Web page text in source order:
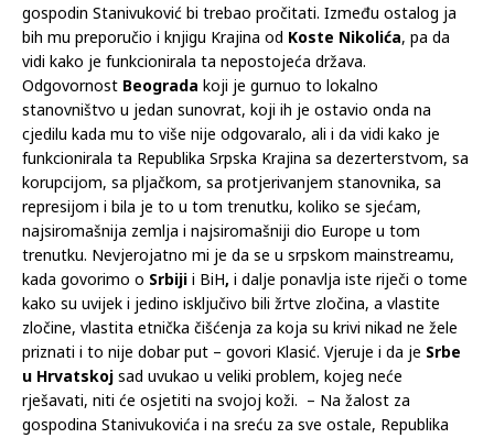
gospodin Stanivuković bi trebao pročitati. Između ostalog ja
bih mu preporučio i knjigu Krajina od Koste Nikolića, pa da
vidi kako je funkcionirala ta nepostojeća država.
Odgovornost Beograda koji je gurnuo to lokalno
stanovništvo u jedan sunovrat, koji ih je ostavio onda na
cjedilu kada mu to više nije odgovaralo, ali i da vidi kako je
funkcionirala ta Republika Srpska Krajina sa dezerterstvom, sa
korupcijom, sa pljačkom, sa protjerivanjem stanovnika, sa
represijom i bila je to u tom trenutku, koliko se sjećam,
najsiromašnija zemlja i najsiromašniji dio Europe u tom
trenutku. Nevjerojatno mi je da se u srpskom mainstreamu,
kada govorimo o Srbiji i BiH, i dalje ponavlja iste riječi o tome
kako su uvijek i jedino isključivo bili žrtve zločina, a vlastite
zločine, vlastita etnička čišćenja za koja su krivi nikad ne žele
priznati i to nije dobar put – govori Klasić. Vjeruje i da je Srbe
u Hrvatskoj sad uvukao u veliki problem, kojeg neće
rješavati, niti će osjetiti na svojoj koži. – Na žalost za
gospodina Stanivukovića i na sreću za sve ostale, Republika